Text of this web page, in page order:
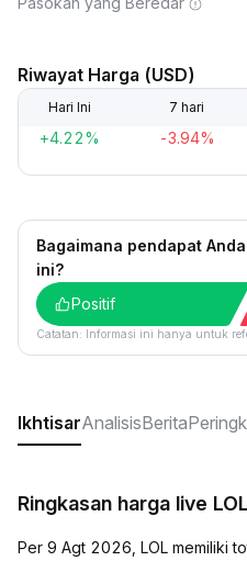
Riwayat Harga (USD)
Hari Ini 7 hari
+4.22% -3.94%
Bagaimana pendapat
ini?
Positif
Catatan: Informasi ini hanya untuk
IkhtisarAnalisisBerita
Ringkasan harga live LOL
Per 9 Agt 2026, LOL memiliki